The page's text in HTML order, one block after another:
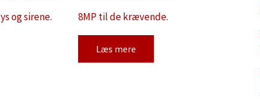
og sirene. 8MP til de krævende.
Læs mere